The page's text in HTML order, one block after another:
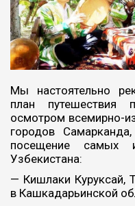
Мы настоятельно
план путешествия
осмотром всемирно-
городов
посещение самых
Узбекистана:
— Кишлаки Куруксай,
в Кашкадарьинской